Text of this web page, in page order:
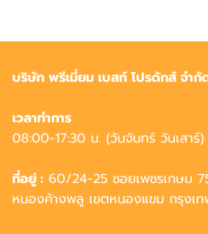
บริษัท พรีเมี่ยม เบสท์ โปรดักส์ จำกั
เวลาทำการ
08:00-17:30 น. (วันจันทร์ วันเสาร์)
ที่อยู่ : 60/24-25 ซอยเพชรเกษม
หนองค้างพลู เขตหนองแขม กรุงเท